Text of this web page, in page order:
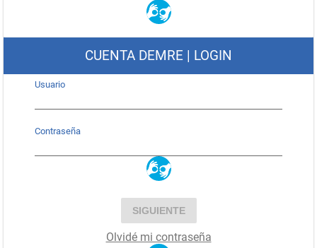
CUENTA DEMRE | LOGIN
Usuario
Contraseña
SIGUIENTE
Olvidé mi contraseña